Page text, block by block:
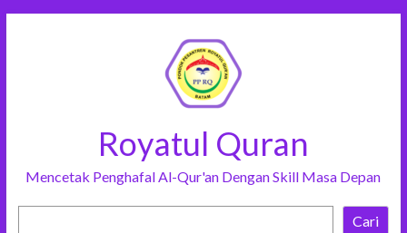
Royatul Quran
Mencetak Penghafal Al-Qur'an Dengan Skill Masa Depan
Cari